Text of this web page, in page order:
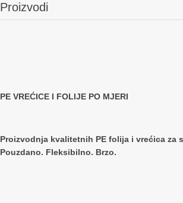
Proizvodi
PE VREĆICE I FOLIJE PO MJERI
Proizvodnja kvalitetnih PE folija i vrećica za
Pouzdano. Fleksibilno. Brzo.